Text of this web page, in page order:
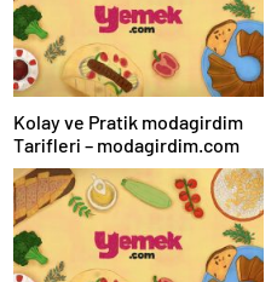
Kolay ve Pratik modagirdim
Tarifleri – modagirdim.com